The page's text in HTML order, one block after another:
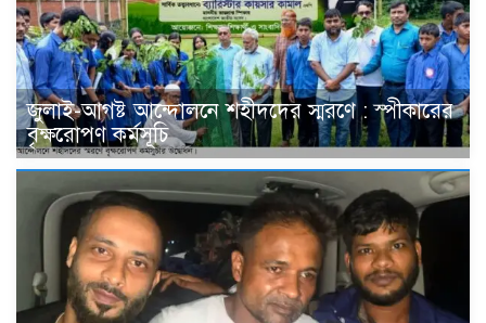
জুলাই-আগষ্ট আন্দোলনে শহীদদের স্মরণে : স্পীকারের
বৃক্ষরোপণ কর্মসূচি